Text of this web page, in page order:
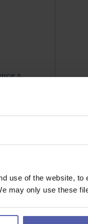
use of the website, to
may only use these
s